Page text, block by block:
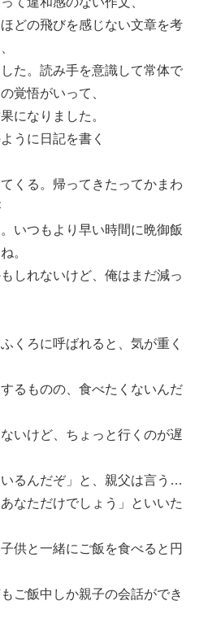
どの飛びを感じない文章を考
た。読み手を意識して常体で
覚悟がいって、
になりました。
うに日記を書く
くる。帰ってきたってかまわ
いつもより早い時間に晩御飯
。
しれないけど、俺はまだ減っ
くろに呼ばれると、気が重く
るものの、食べたくないんだ
いけど、ちょっと行くのが遅
いるんだぞ」と、親父は言う…
なただけでしょう」といいた
供と一緒にご飯を食べると円
ご飯中しか親子の会話ができ